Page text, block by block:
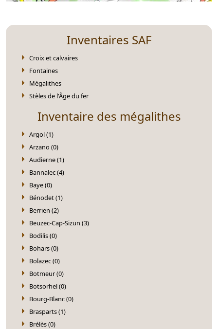
Inventaires SAF
Croix et calvaires
Fontaines
Mégalithes
Stèles de l'Âge du fer
Inventaire des mégalithes
Argol (1)
Arzano (0)
Audierne (1)
Bannalec (4)
Baye (0)
Bénodet (1)
Berrien (2)
Beuzec-Cap-Sizun (3)
Bodilis (0)
Bohars (0)
Bolazec (0)
Botmeur (0)
Botsorhel (0)
Bourg-Blanc (0)
Brasparts (1)
Brélès (0)